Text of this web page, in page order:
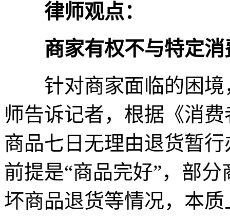
律师观点：
商家有权不与特定
针对商家面临的困境
师告诉记者，根据《消
商品七日无理由退货暂
前提是“商品完好”，部
坏商品退货等情况，本